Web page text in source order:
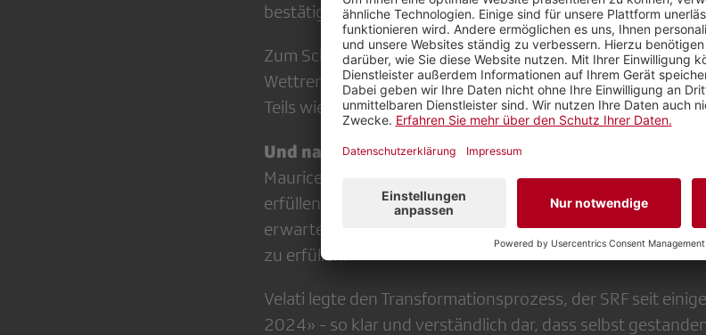
bestätigt.
Zum Schluss erklärte Moor-Trevisan mit einem
Wettrennen gegen seinen Kollegen der SRG Ostschweiz
Teils wieder einmal gewonnen habe...
Und natürlich wieder viel «SRF 2024»
Maurice Velati, Leiter Regionalredaktion AG SO, SRF, trat
erfüllen. Nach immer guten und unterhaltsamen Referaten
erwartete man mindestens dasselbe Niveau – er schaffte
zu erfüllen.
Velati legte den Transformationsprozess, der SRF seit
2024» - so klar und verständlich dar, dass selbst